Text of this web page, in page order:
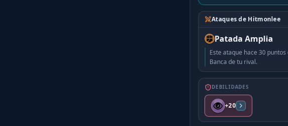
Ataques de Hitmonlee
Patada Amplia
Este ataque hace 30
Banca de tu rival.
DEBILIDADES
+20